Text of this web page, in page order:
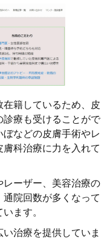
在籍しているため、皮
診療も受けることがで
などの皮膚手術やレ
科治療に力を入れて
レーザー、美容治療の
院回数が多くなって
ます。
治療を提供していま